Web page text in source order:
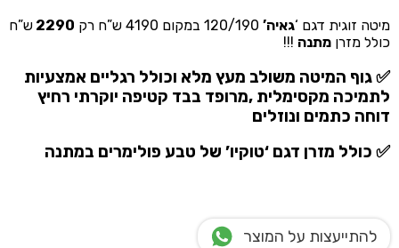
מיטה זוגית דגם ‘גאיה’ 2290 ש”ח
כולל מזרן מתנה !!!
✅ גוף המיטה משולב מעץ מלא וכולל רגליים אמצעיות
לתמיכה מקסימלית ,מרופד בבד קטיפה יוקרתי רחיץ
דוחה כתמים ונוזלים
✅ כולל מזרן דגם ‘טוקיו’ של טבע פולימרים במתנה
להתייעצות על המוצר